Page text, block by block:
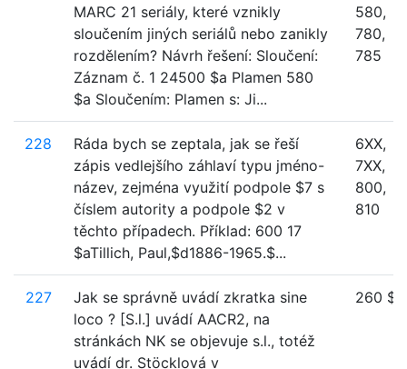
MARC 21 seriály, které vznikly
sloučením jiných seriálů nebo zanikly
rozdělením? Návrh řešení: Sloučení:
Záznam č. 1 24500 $a Plamen 580
$a Sloučením: Plamen s: Ji...
580,
780,
785
228
Ráda bych se zeptala, jak se řeší
zápis vedlejšího záhlaví typu jméno-
název, zejména využití podpole $7 s
číslem autority a podpole $2 v
těchto případech. Příklad: 600 17
$aTillich, Paul,$d1886-1965.$...
6XX,
7XX,
800,
810
227
Jak se správně uvádí zkratka sine
loco ? [S.l.] uvádí AACR2, na
stránkách NK se objevuje s.l., totéž
uvádí dr. Stöcklová v
260 $a